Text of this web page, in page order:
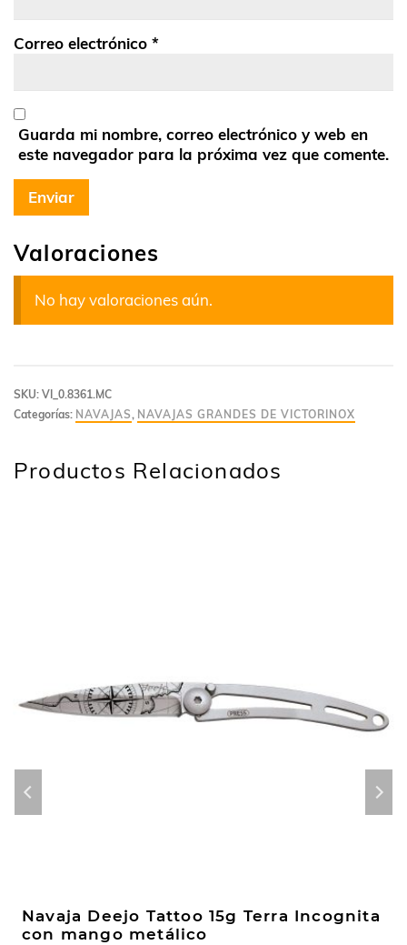
Valoraciones
No hay valoraciones aún.
Correo electrónico *
Guarda mi nombre, correo electrónico y web en
este navegador para la próxima vez que comente.
SKU: VI_0.8361.MC
Categorías: NAVAJAS, NAVAJAS GRANDES DE VICTORINOX
Productos Relacionados
Navaja Deejo Tattoo 15g Terra Incognita
con mango metálico